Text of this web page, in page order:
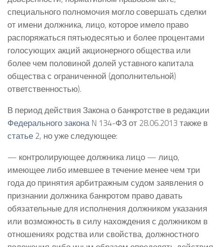
специального полномочия могло совершать сделки
от имени должника, лицо, которое имело право
распоряжаться пятьюдесятью и более процентами
голосующих акций акционерного общества или
более чем половиной долей уставного капитала
общества с ограниченной (дополнительной)
ответственностью).
В период действия Закона о банкротстве в редакции
Федерального законаN 134-ФЗ от 28.06.2013 также в
статье 2, но уже следующее:
— контролирующее должника лицо — лицо,
имеющее либо имевшее в течение менее чем три
года до принятия арбитражным судом заявления о
признании должника банкротом право давать
обязательные для исполнения должником указания
или возможность в силу нахождения с должником в
отношениях родства или свойства, должностного